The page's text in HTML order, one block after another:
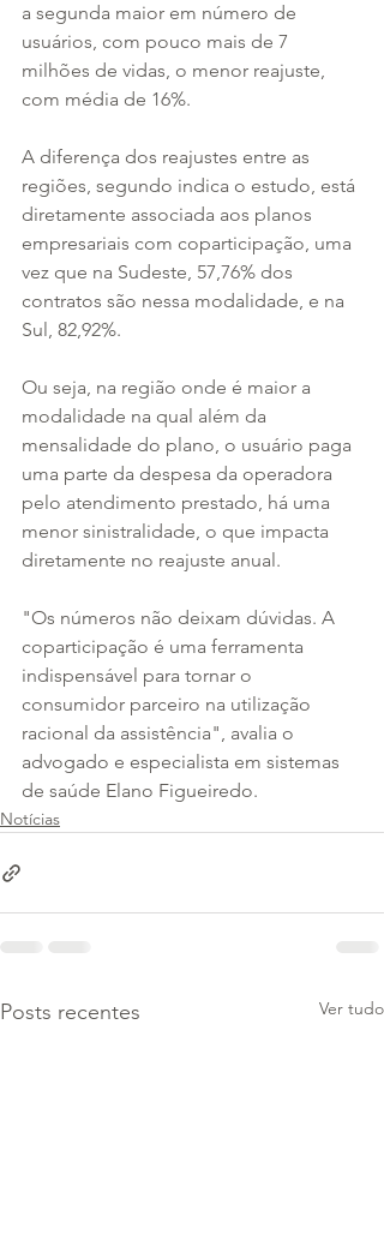
a segunda maior em número de
usuários, com pouco mais de 7
milhões de vidas, o menor reajuste,
com média de 16%.
A diferença dos reajustes entre as
regiões, segundo indica o estudo, está
diretamente associada aos planos
empresariais com coparticipação, uma
vez que na Sudeste, 57,76% dos
contratos são nessa modalidade, e na
Sul, 82,92%.
Ou seja, na região onde é maior a
modalidade na qual além da
mensalidade do plano, o usuário paga
uma parte da despesa da operadora
pelo atendimento prestado, há uma
menor sinistralidade, o que impacta
diretamente no reajuste anual.
"Os números não deixam dúvidas. A
coparticipação é uma ferramenta
indispensável para tornar o
consumidor parceiro na utilização
racional da assistência", avalia o
advogado e especialista em sistemas
de saúde Elano Figueiredo.
Notícias
Posts recentes Ver tudo